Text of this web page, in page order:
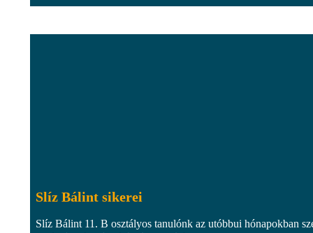
Slíz Bálint sikerei
Slíz Bálint 11. B osztályos tanulónk az utóbbui hónapokban